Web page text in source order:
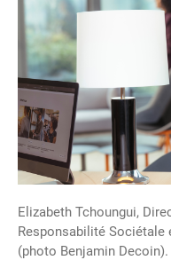
Elizabeth Tchoungui,
Responsabilité Sociétale
(photo Benjamin Decoin).